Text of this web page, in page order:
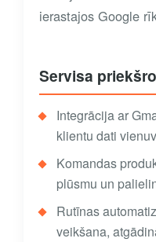
ierastajos Google
Servisa
Integrācija ar
klientu dati
Komandas
plūsmu un
Rutīnas
veikšana,